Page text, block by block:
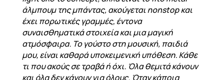
άλμπουμ της μπάντας, ακούγεται nonstop και
έχει πορωτικές γραμμές, έντονα
συναισθηματικά στοιχεία και μια μαγική
ατμόσφαιρα. Το γούστο στη μουσική, παιδιά
μου, είναι καθαρά υποκειμενική υπόθεση. Κάθε
τι που ακούς σε τραβά ή όχι. Όλα θεμιτά κάνουν
και όλα δεν κάνουν για όλους. Όταν κάποια